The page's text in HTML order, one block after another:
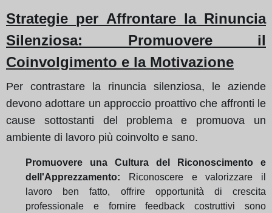
Strategie per Affrontare la Rinuncia
Silenziosa: Promuovere il
Coinvolgimento e la Motivazione
Per contrastare la rinuncia silenziosa, le aziende
devono adottare un approccio proattivo che affronti le
cause sottostanti del problema e promuova un
ambiente di lavoro più coinvolto e sano.
Promuovere una Cultura del Riconoscimento e
dell'Apprezzamento: Riconoscere e valorizzare il
lavoro ben fatto, offrire opportunità di crescita
professionale e fornire feedback costruttivi sono